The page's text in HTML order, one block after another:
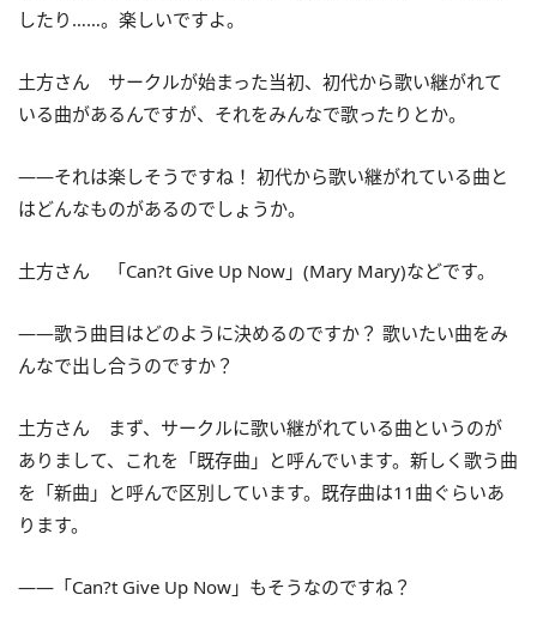
したり……。楽しいですよ。
土方さん サークルが始まった当初、初代から歌い継がれて
いる曲があるんですが、それをみんなで歌ったりとか。
――それは楽しそうですね！ 初代から歌い継がれている曲と
はどんなものがあるのでしょうか。
土方さん 「Can?t Give Up Now」(Mary Mary)などです。
――歌う曲目はどのように決めるのですか？ 歌いたい曲をみ
んなで出し合うのですか？
土方さん まず、サークルに歌い継がれている曲というのが
ありまして、これを「既存曲」と呼んでいます。新しく歌う曲
を「新曲」と呼んで区別しています。既存曲は11曲ぐらいあ
ります。
――「Can?t Give Up Now」もそうなのですね？